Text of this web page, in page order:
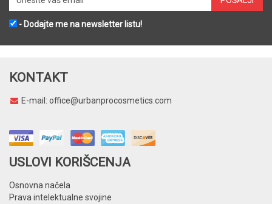
- Dodajte me na newsletter listu!
KONTAKT
E-mail: office@urbanprocosmetics.com
USLOVI KORIŠCENJA
Osnovna načela
Prava intelektualne svojine